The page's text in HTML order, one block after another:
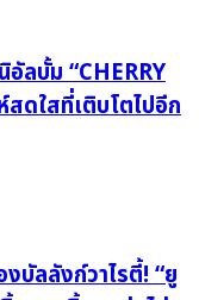
ลบั้ม “CHERRY
ดใสที่เติบโตไปอีก
บัลลังก์วาไรตี้! “ยู